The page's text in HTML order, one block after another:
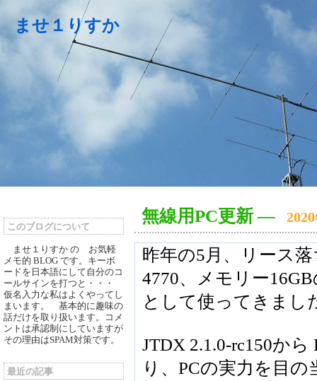
ませ１りすか
このブログについて
ませ１りすか の お気軽
メモ的 BLOG です。キーボ
ードを日本語にして自分のコ
ールサインを打つと・・・
仮名入力な私はよくやってし
まいます。 基本的に趣味の
話だけを取り扱います。コメ
ントは承認制にしていますが
その理由はSPAM対策です。
最近の記事
無線用PC更新―
昨年の5月、リース
4770、メモリー
として使ってきまし
JTDX 2.1.0-rc150か
り、PCの実力を目